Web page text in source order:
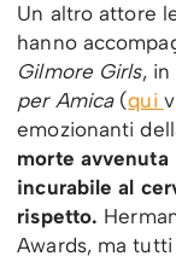
Un altro attore
hanno
Gilmore Girls, in
per Amica(qui
emozionanti
morte avvenuta
incurabile al
rispetto.
Awards, ma